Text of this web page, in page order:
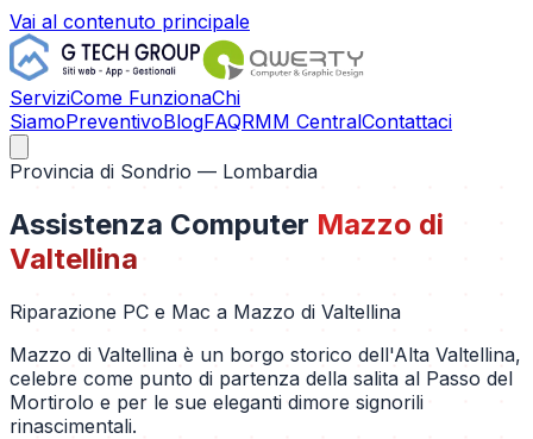
Vai al contenuto principale
ServiziCome FunzionaChi
SiamoPreventivoBlogFAQRMM CentralContattaci
Provincia di Sondrio — Lombardia
Assistenza Computer Mazzo di
Valtellina
Riparazione PC e Mac a Mazzo di Valtellina
Mazzo di Valtellina è un borgo storico dell'Alta Valtellina,
celebre come punto di partenza della salita al Passo del
Mortirolo e per le sue eleganti dimore signorili
rinascimentali.